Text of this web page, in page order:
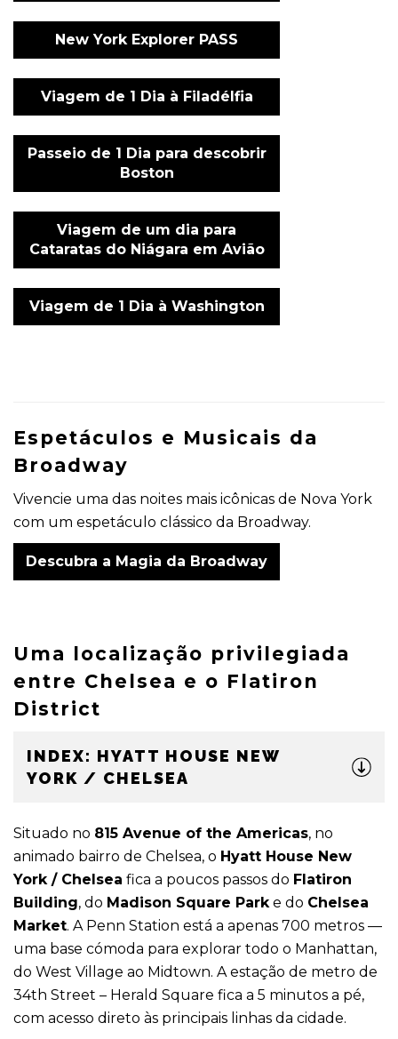
New York Explorer PASS
Viagem de 1 Dia à Filadélfia
Passeio de 1 Dia para descobrir
Boston
Viagem de um dia para
Cataratas do Niágara em Avião
Viagem de 1 Dia à Washington
Espetáculos e Musicais da
Broadway
Vivencie uma das noites mais icônicas de Nova York
com um espetáculo clássico da Broadway.
Descubra a Magia da Broadway
Uma localização privilegiada
entre Chelsea e o Flatiron
District
INDEX: HYATT HOUSE NEW
YORK / CHELSEA
Situado no 815 Avenue of the Americas, no
animado bairro de Chelsea, o Hyatt House New
York / Chelsea fica a poucos passos do Flatiron
Building, do Madison Square Parke do Chelsea
Market. A Penn Station está a apenas 700 metros —
uma base cómoda para explorar todo o Manhattan,
do West Village ao Midtown. A estação de metro de
34th Street – Herald Square fica a 5 minutos a pé,
com acesso direto às principais linhas da cidade.